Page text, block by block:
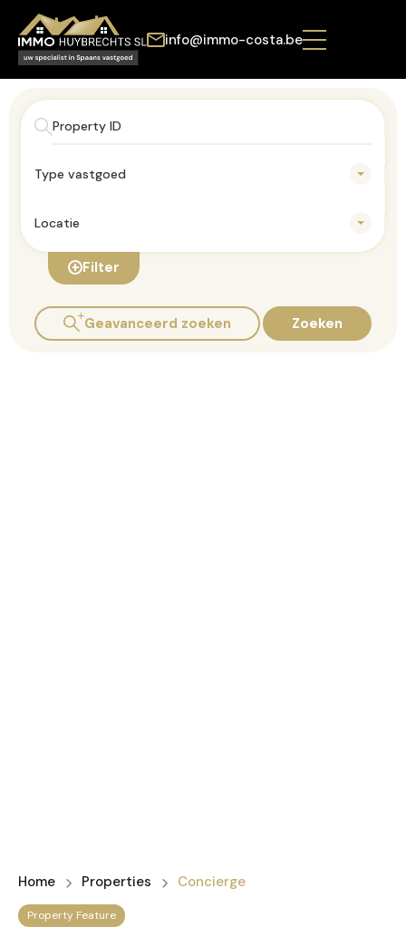
info@immo-costa.be
Type vastgoed
Locatie
Filter
Geavanceerd zoeken Zoeken
Home Properties Concierge
Property Feature